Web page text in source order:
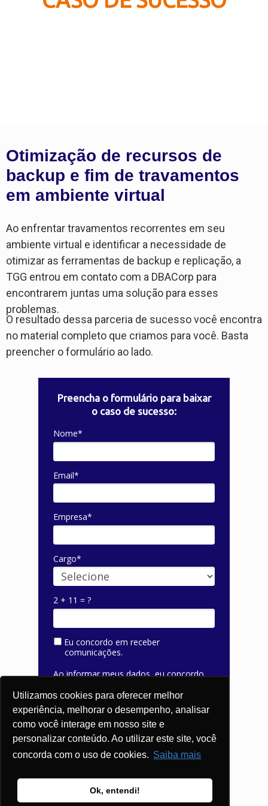
Utilizamos cookies para oferecer melhor
experiência, melhorar o desempenho, analisar
como você interage em nosso site e
personalizar conteúdo. Ao utilizar este site, você
concorda com o uso de cookies. Saiba mais
Ok, entendi!
Otimização de recursos de
backup e fim de travamentos
em ambiente virtual
Ao enfrentar travamentos recorrentes em seu
ambiente virtual e identificar a necessidade de
otimizar as ferramentas de backup e replicação, a
TGG entrou em contato com a DBACorp para
encontrarem juntas uma solução para esses
problemas.
O resultado dessa parceria de sucesso você encontra
no material completo que criamos para você. Basta
preencher o formulário ao lado.
Preencha o formulário para baixar
o caso de sucesso:
Nome*
Email*
Empresa*
Cargo*
2 + 11 = ?
Eu concordo em receber
comunicações.
Ao informar meus dados, eu concordo
Termos de Uso.
VER CASO DE SUCESSO
Prometemos não utilizar suas informações de